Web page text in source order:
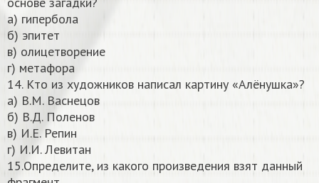
а) гипербола
б) эпитет
в) олицетворение
г) метафора
14. Кто из художников написал картину «Алёнушка»?
а) В.М. Васнецов
б) В.Д. Поленов
в) И.Е. Репин
г) И.И. Левитан
15.Определите, из какого произведения взят данный